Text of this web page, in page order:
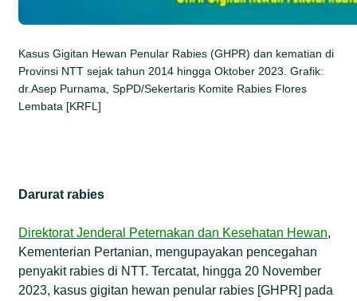
Kasus Gigitan Hewan Penular Rabies (GHPR) dan kematian di
Provinsi NTT sejak tahun 2014 hingga Oktober 2023. Grafik:
dr.Asep Purnama, SpPD/Sekertaris Komite Rabies Flores
Lembata [KRFL]
Darurat rabies
Direktorat Jenderal Peternakan dan Kesehatan Hewan,
Kementerian Pertanian, mengupayakan pencegahan
penyakit rabies di NTT. Tercatat, hingga 20 November
2023, kasus gigitan hewan penular rabies [GHPR] pada